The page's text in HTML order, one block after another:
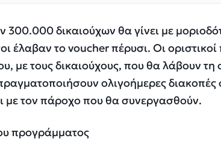
300.000 δικαιούχων θα γίνει με
έλαβαν το voucher πέρυσι. Οι
με τους δικαιούχους, που θα λάβουν
ολιγοήμερες
με τον πάροχο που θα συνεργασθούν.
προγράμματος